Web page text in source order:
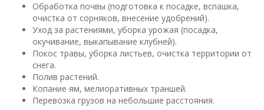
Обработка почвы (подготовка к посадке, вспашка,
очистка от сорняков, внесение удобрений).
Уход за растениями, уборка урожая (посадка,
окучивание, выкапывание клубней).
Покос травы, уборка листьев, очистка территории от
снега.
Полив растений.
Копание ям, мелиоративных траншей.
Перевозка грузов на небольшие расстояния.